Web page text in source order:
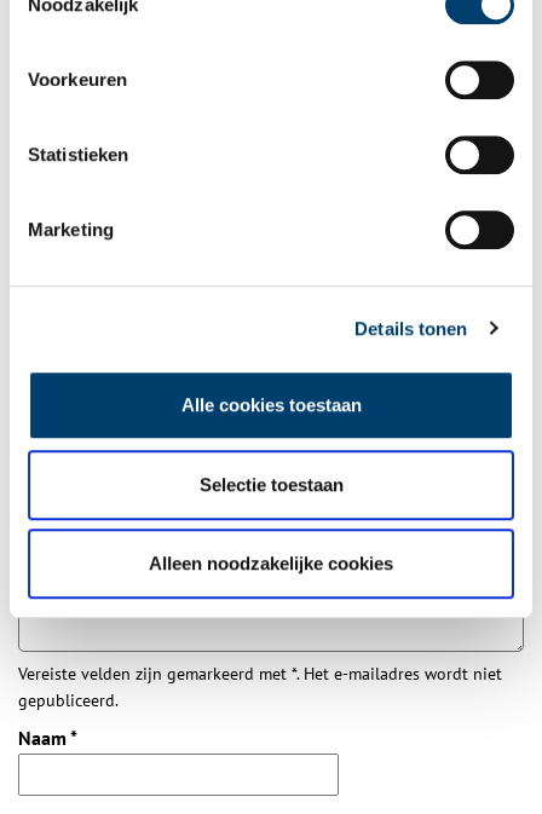
Noodzakelijk
Voorkeuren
Statistieken
Marketing
Details tonen
Alle cookies toestaan
Selectie toestaan
Alleen noodzakelijke cookies
Wilt u op de hoogte blijven van de mooiste verhalen en het
laatste erfgoednieuws? Schrijf u dan nu in voor onze
Bij inschrijving gaat u akkoord met ons privacybeleid
Aanvullingen
Vul deze informatie aan of geef een reactie.
Vereiste velden zijn gemarkeerd met *. Het e-mailadres wordt niet
gepubliceerd.
Naam *